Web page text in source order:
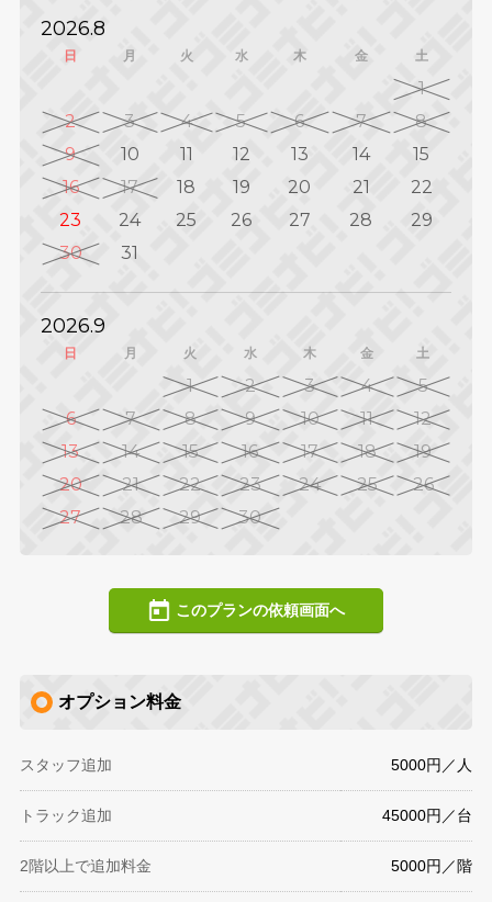
2026.8
日 月 火 水 木 金 土
1
2
3 4 5 6 7
8
9
10 11 12 13 14
15
16
17 18 19 20 21
22
23
24 25 26 27 28
29
30
31
2026.9
日 月 火 水 木 金 土
1 2 3 4
5
6
7 8 9 10 11
12
13
14 15 16 17 18
19
20
21 22 23 24 25
26
27
28 29 30
このプランの依頼画面へ
オプション料金
スタッフ追加 5000円／人
トラック追加 45000円／台
2階以上で追加料金 5000円／階